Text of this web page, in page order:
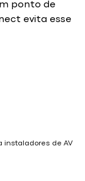
ponto de
evita esse
instaladores de AV